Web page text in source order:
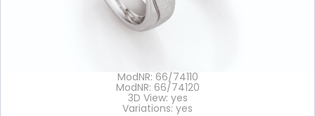
ModNR: 66/74110
ModNR: 66/74120
3D View: yes
Variations: yes